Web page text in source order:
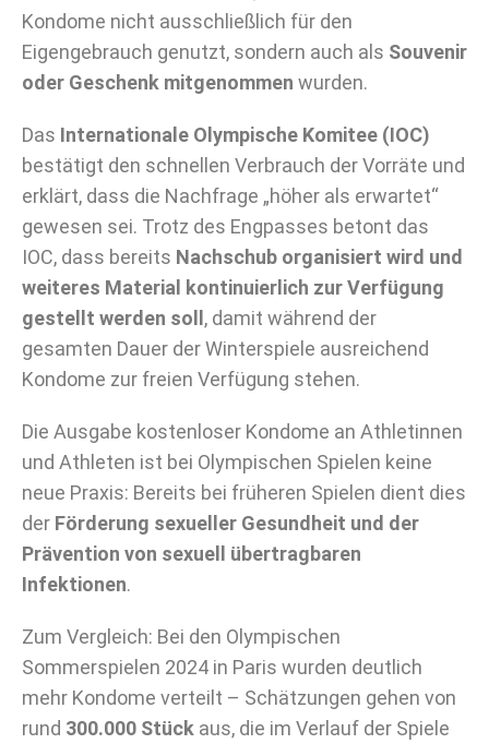
Kondome nicht ausschließlich für den
Eigengebrauch genutzt, sondern auch als Souvenir
oder Geschenk mitgenommen wurden.
Das Internationale Olympische Komitee (IOC)
bestätigt den schnellen Verbrauch der Vorräte und
erklärt, dass die Nachfrage „höher als erwartet“
gewesen sei. Trotz des Engpasses betont das
IOC, dass bereits Nachschub organisiert wird und
weiteres Material kontinuierlich zur Verfügung
gestellt werden soll, damit während der
gesamten Dauer der Winterspiele ausreichend
Kondome zur freien Verfügung stehen.
Die Ausgabe kostenloser Kondome an Athletinnen
und Athleten ist bei Olympischen Spielen keine
neue Praxis: Bereits bei früheren Spielen dient dies
der Förderung sexueller Gesundheit und der
Prävention von sexuell übertragbaren
Infektionen.
Zum Vergleich: Bei den Olympischen
Sommerspielen 2024 in Paris wurden deutlich
mehr Kondome verteilt – Schätzungen gehen von
rund 300.000 Stück aus, die im Verlauf der Spiele